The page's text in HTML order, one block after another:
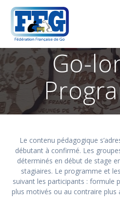
Go-
Le contenu pédagogique
débutant à confirmé. Les
déterminés en début de stage
stagiaires. Le programme et
suivant les participants : formule
plus motivés ou au contraire plus